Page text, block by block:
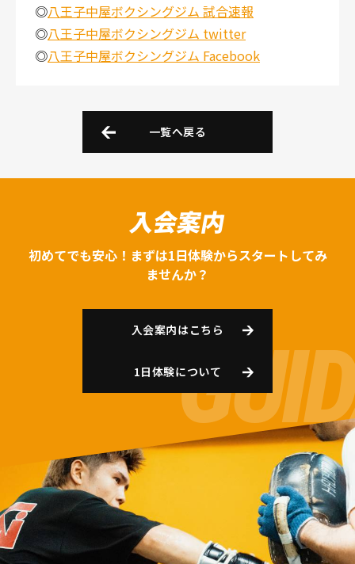
◎八王子中屋ボクシングジム 試合速報
◎八王子中屋ボクシングジム twitter
◎八王子中屋ボクシングジム Facebook
一覧へ戻る
入会案内
初めてでも安心！まずは1日体験からスタートしてみ
ませんか？
入会案内はこちら
1日体験について